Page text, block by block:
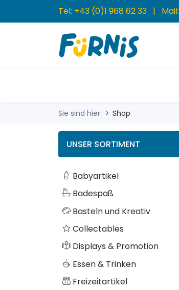
Tel: +43 (0)1 968 62 33 | Mail:
Sie sind hier: Shop
UNSER SORTIMENT
Babyartikel
Badespaß
Basteln und Kreativ
Collectables
Displays & Promotion
Essen & Trinken
Freizeitartikel